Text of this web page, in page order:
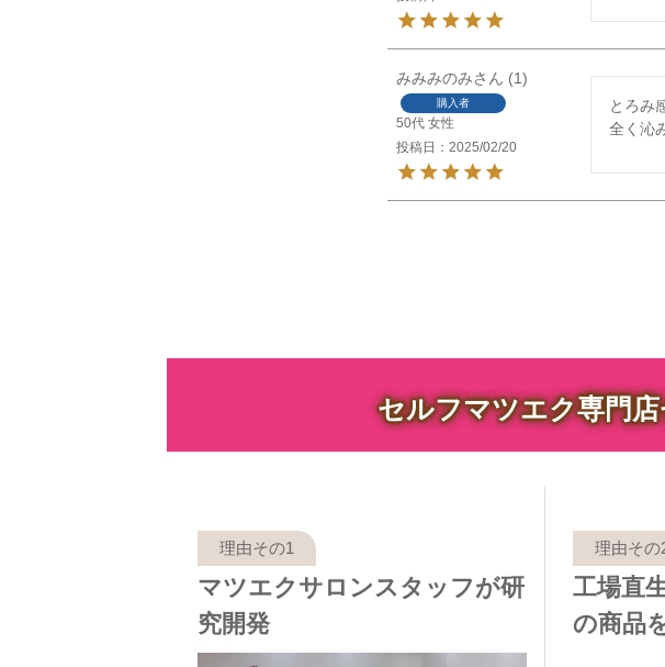
みみみのみ 1
購入者
50代 女性
投稿日
2025/02/20
とろみ
全く沁
セルフマツエク専門
マツエクサロンスタッフが研
究開発
工場直
の商品